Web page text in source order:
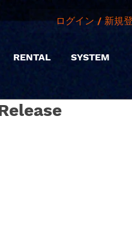
ログイン / 新規
RENTAL SYSTEM